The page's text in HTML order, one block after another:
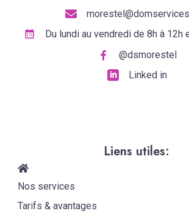
Du lundi au vendredi de 8h à 12h
@dsmorestel
Linked in
Liens utiles:
Nos services
Tarifs & avantages